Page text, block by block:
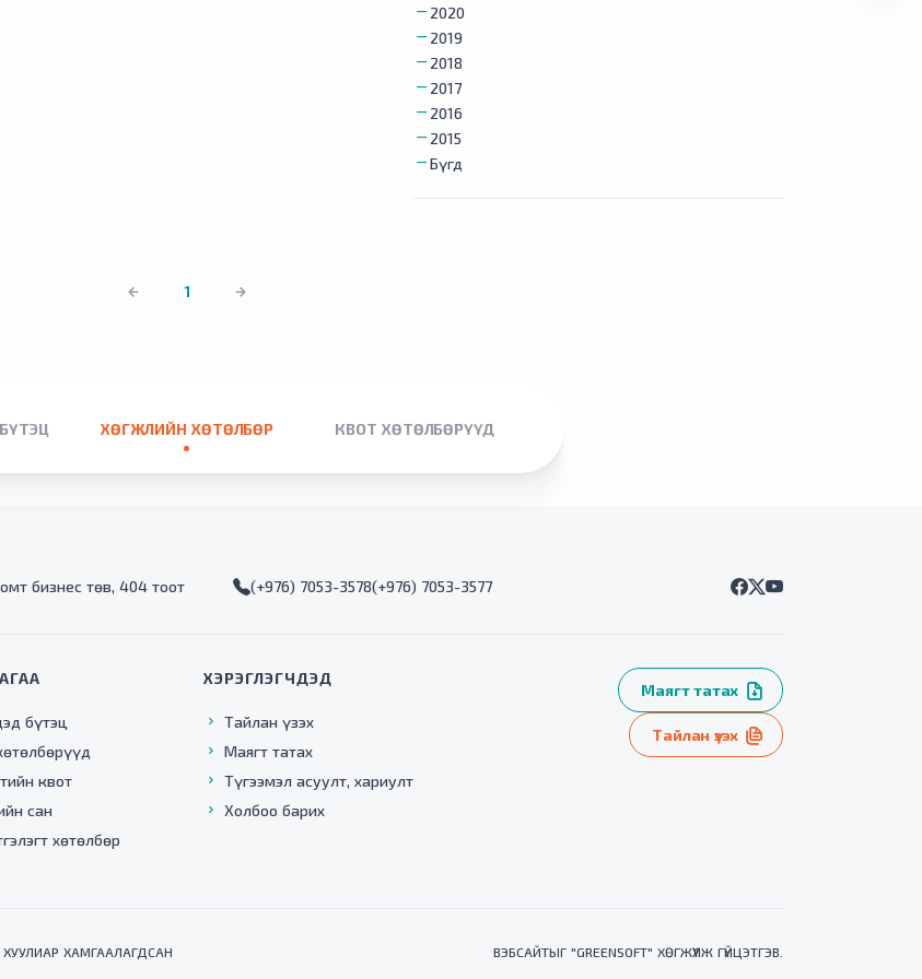
2020
2019
2018
2017
2016
2015
Бүгд
1
ХӨГЖЛИЙН ХӨТӨЛБӨР КВОТ ХӨТӨЛБӨРҮҮД
бизнес төв, 404 тоот (+976) 7053-3578(+976) 7053-3577
бүтэц
квот
сан
хөтөлбөр
ХЭРЭГЛЭГЧДЭД
Тайлан үзэх
Маягт татах
Түгээмэл асуулт, хариулт
Холбоо барих
Маягт татах
Тайлан үзэх
ХУУЛИАР ХАМГААЛАГДСАН ВЭБСАЙТЫГ "GREENSOFT" ХӨГЖҮҮЛЖ ГҮЙЦЭТГЭВ.